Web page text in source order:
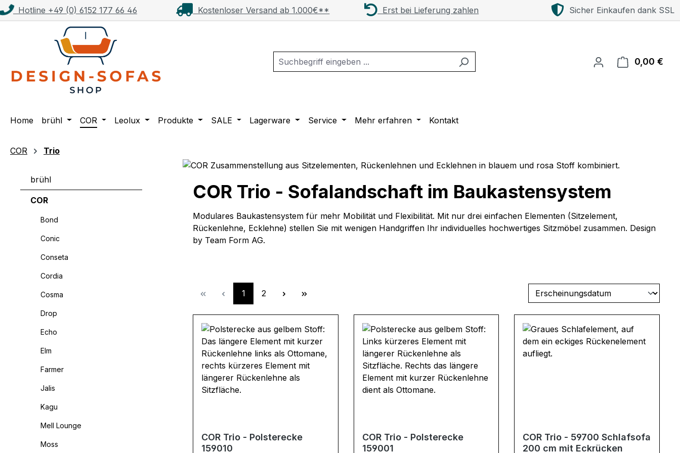
Hauptinhalt springen
Zur Suche springen
Zur Hauptnavigation springen
Hotline +49 (0) 6152 177 66 46 Kostenloser Versand ab 1.000€** Erst bei Lieferung zahlen Sicher Einkaufen dank SSL
0,00 €
Home brühl COR Leolux Produkte SALE Lagerware Service Mehr erfahren Kontakt
COR Trio
brühl
COR
Bond
Conic
Conseta
Cordia
Cosma
Drop
Echo
Elm
Farmer
Jalis
Kagu
Mell Lounge
Moss
COR Trio - Sofalandschaft im Baukastensystem
Modulares Baukastensystem für mehr Mobilität und Flexibilität. Mit nur drei einfachen Elementen (Sitzelement,
Rückenlehne, Ecklehne) stellen Sie mit wenigen Handgriffen Ihr individuelles hochwertiges Sitzmöbel zusammen. Design
by Team Form AG.
Seite
1 Seite
2
COR Trio - Polsterecke
159010
COR Trio - Polsterecke
159001
COR Trio - 59700 Schlafsofa
200 cm mit Eckrücken